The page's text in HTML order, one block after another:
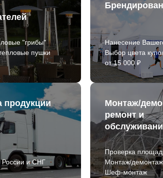
"грибы"
пушки
Нанесение
Выбор цвета
от 15 000 ₽
продукции
России и СНГ
Монтаж/
ремонт и
Проверка
Монтаж/
Шеф-монтаж